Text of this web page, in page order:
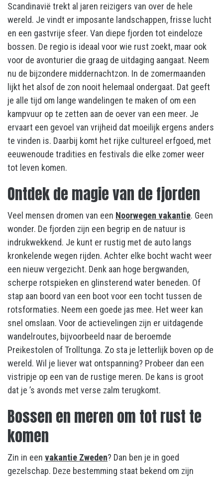
Scandinavië trekt al jaren reizigers van over de hele
wereld. Je vindt er imposante landschappen, frisse lucht
en een gastvrije sfeer. Van diepe fjorden tot eindeloze
bossen. De regio is ideaal voor wie rust zoekt, maar ook
voor de avonturier die graag de uitdaging aangaat. Neem
nu de bijzondere middernachtzon. In de zomermaanden
lijkt het alsof de zon nooit helemaal ondergaat. Dat geeft
je alle tijd om lange wandelingen te maken of om een
kampvuur op te zetten aan de oever van een meer. Je
ervaart een gevoel van vrijheid dat moeilijk ergens anders
te vinden is. Daarbij komt het rijke cultureel erfgoed, met
eeuwenoude tradities en festivals die elke zomer weer
tot leven komen.
Ontdek de magie van de fjorden
Veel mensen dromen van een Noorwegen vakantie. Geen
wonder. De fjorden zijn een begrip en de natuur is
indrukwekkend. Je kunt er rustig met de auto langs
kronkelende wegen rijden. Achter elke bocht wacht weer
een nieuw vergezicht. Denk aan hoge bergwanden,
scherpe rotspieken en glinsterend water beneden. Of
stap aan boord van een boot voor een tocht tussen de
rotsformaties. Neem een goede jas mee. Het weer kan
snel omslaan. Voor de actievelingen zijn er uitdagende
wandelroutes, bijvoorbeeld naar de beroemde
Preikestolen of Trolltunga. Zo sta je letterlijk boven op de
wereld. Wil je liever wat ontspanning? Probeer dan een
vistripje op een van de rustige meren. De kans is groot
dat je ’s avonds met verse zalm terugkomt.
Bossen en meren om tot rust te
komen
Zin in een vakantie Zweden? Dan ben je in goed
gezelschap. Deze bestemming staat bekend om zijn